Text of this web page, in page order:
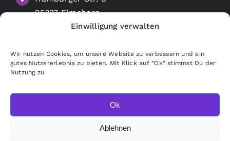
Einwilligung verwalten
Wir nutzen Cookies, um unsere Website zu verbessern und ein
gutes Nutzererlebnis zu bieten. Mit Klick auf “Ok” stimmst Du der
Nutzung zu.
Ok
Ablehnen
25337 Elmshorn
Nützliche Links
Freunde empfehlen